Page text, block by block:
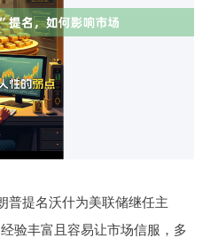
普提名沃什为美联储继任主
验丰富且容易让市场信服，多